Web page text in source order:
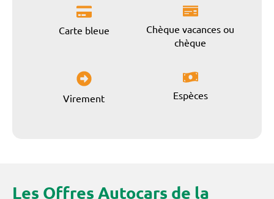
Carte bleue
Chèque vacances ou
chèque
Virement Espèces
Les Offres Autocars de la